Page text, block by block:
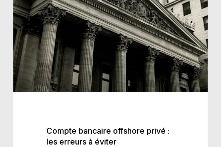
offshore
privé :
les
erreurs
à
éviter
Compte bancaire offshore privé :
les erreurs à éviter